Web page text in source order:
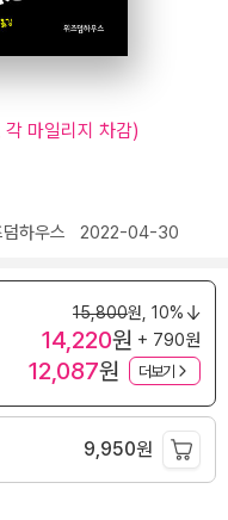
마일리지 차감)
덤하우스 2022-04-30
15,800원, 10%
14,220원 + 790원
12,087원 더보기
9,950원